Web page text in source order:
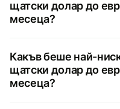
щатски долар до
месеца?
Какъв беше най-
щатски долар до
месеца?